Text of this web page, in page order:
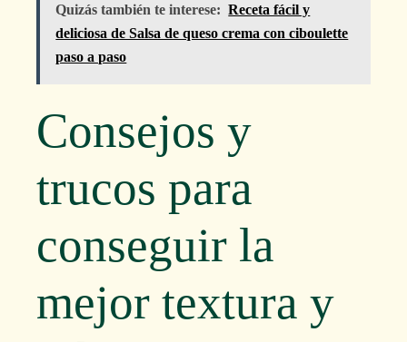
Quizás también te interese: Receta fácil y
deliciosa de Salsa de queso crema con ciboulette
paso a paso
Consejos y
trucos para
conseguir la
mejor textura y